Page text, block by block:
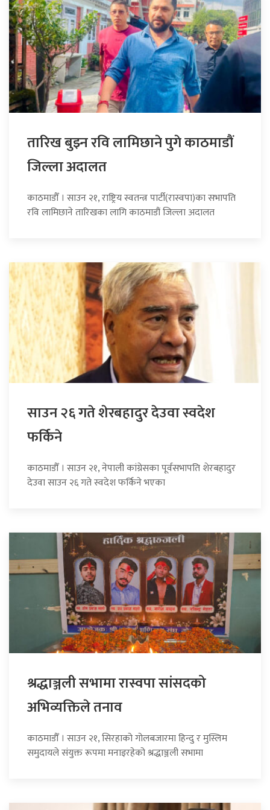
तारिख बुझ्न रवि लामिछाने पुगे काठमाडौं
जिल्ला अदालत
काठमाडौँ । साउन २१, राष्ट्रिय स्वतन्त्र पार्टी(रास्वपा)का सभापति
रवि लामिछाने तारिखका लागि काठमाडौं जिल्ला अदालत
साउन २६ गते शेरबहादुर देउवा स्वदेश
फर्किने
काठमाडौँ । साउन २१, नेपाली कांग्रेसका पूर्वसभापति शेरबहादुर
देउवा साउन २६ गते स्वदेश फर्किने भएका
श्रद्धाञ्जली सभामा रास्वपा सांसदको
अभिव्यक्तिले तनाव
काठमाडौँ । साउन २१, सिरहाको गोलबजारमा हिन्दु र मुस्लिम
समुदायले संयुक्त रूपमा मनाइरहेको श्रद्धाञ्जली सभामा